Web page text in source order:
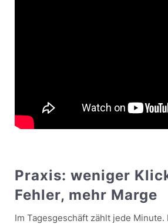
Praxis: weniger
Fehler, mehr Marge
Im Tagesgeschäft zählt jede Minute.